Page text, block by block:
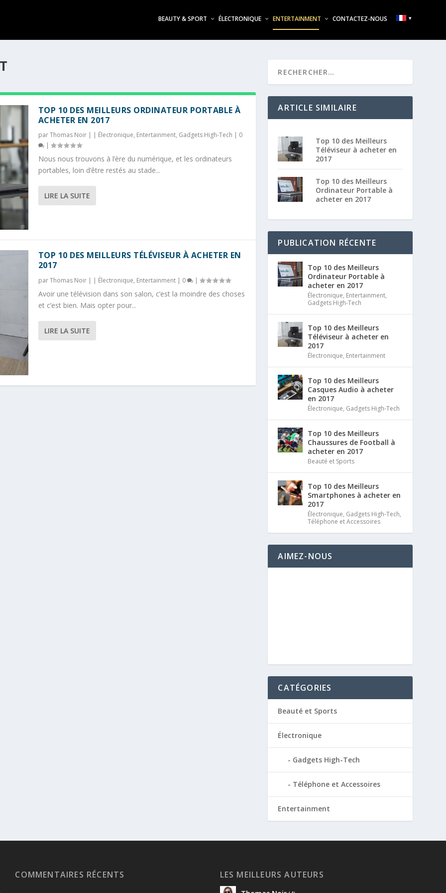
BEAUTY & SPORT ÉLECTRONIQUE ENTERTAINMENT CONTACTEZ-NOUS
PORTABLE À ACHETER...
High-Tech |0 |
ACHETER EN 2017...
TOP 10 DES MEILLEURS ORDINATEUR PORTABLE À
ACHETER EN 2017
parThomas Noir| | Électronique, Entertainment, Gadgets High-Tech | 0
|
Nous nous trouvons à l’ère du numérique, et les ordinateurs
portables, loin d’être restés au stade...
LIRE LA SUITE
TOP 10 DES MEILLEURS TÉLÉVISEUR À ACHETER EN
2017
parThomas Noir| | Électronique, Entertainment| 0 |
Avoir une télévision dans son salon, c’est la moindre des choses
et c’est bien. Mais opter pour...
LIRE LA SUITE
ARTICLE SIMILAIRE
Top 10 des Meilleurs
Téléviseur à acheter en
2017
Top 10 des Meilleurs
Ordinateur Portable à
acheter en 2017
PUBLICATION RÉCENTE
Top 10 des Meilleurs
Ordinateur Portable à
acheter en 2017
Électronique, Entertainment,
Gadgets High-Tech
Top 10 des Meilleurs
Téléviseur à acheter en
2017
Électronique, Entertainment
Top 10 des Meilleurs
Casques Audio à acheter
en 2017
Électronique, Gadgets High-Tech
Top 10 des Meilleurs
Chaussures de Football à
acheter en 2017
Beauté et Sports
Top 10 des Meilleurs
Smartphones à acheter en
2017
Électronique, Gadgets High-Tech,
Téléphone et Accessoires
AIMEZ-NOUS
CATÉGORIES
Beauté et Sports
Électronique
Gadgets High-Tech
Téléphone et Accessoires
Entertainment
COMMENTAIRES RÉCENTS LES MEILLEURS AUTEURS